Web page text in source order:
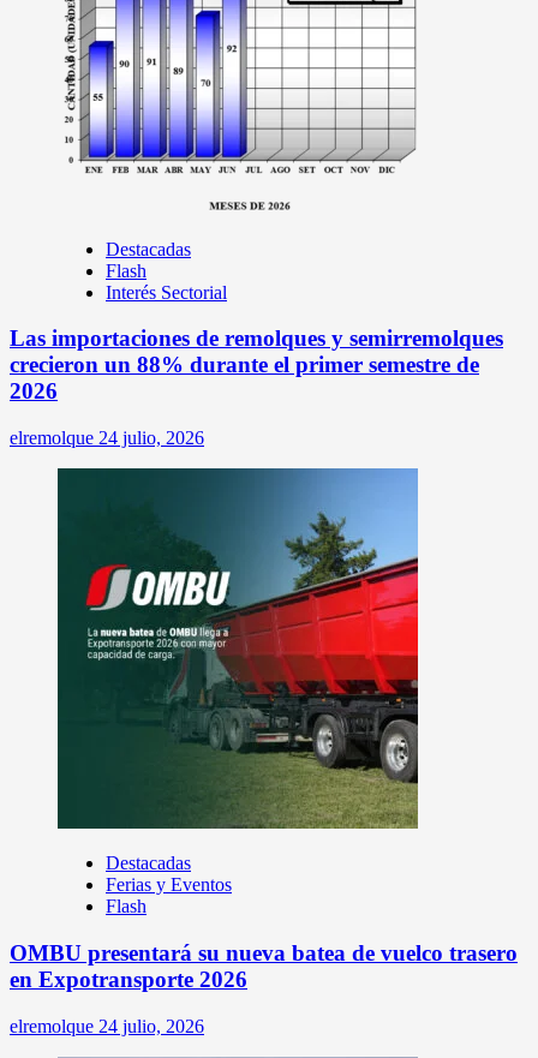
Destacadas
Flash
Interés Sectorial
Las importaciones de remolques y semirremolques
crecieron un 88% durante el primer semestre de
2026
elremolque 24 julio, 2026
Destacadas
Ferias y Eventos
Flash
OMBU presentará su nueva batea de vuelco trasero
en Expotransporte 2026
elremolque 24 julio, 2026